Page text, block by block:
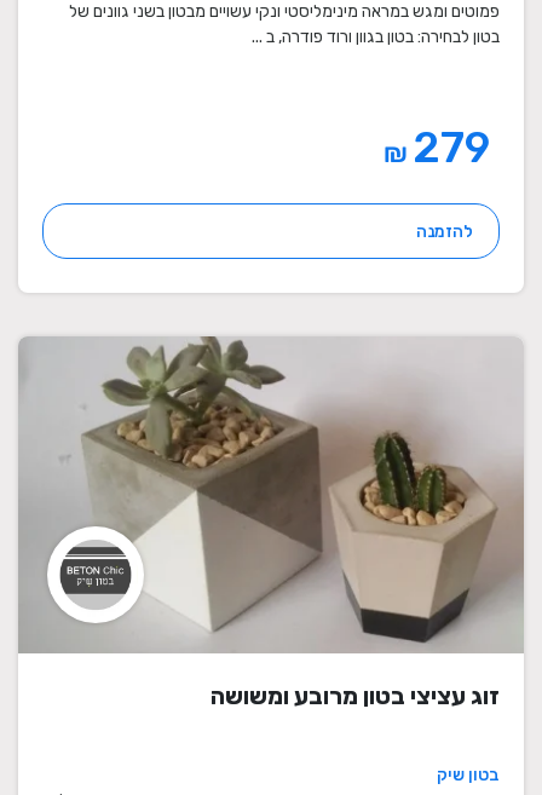
מבטון, מתנה לבית
פמוטים ומגש במראה מינימליסטי ונקי עשויים מבטון בשני גוונים של
בטון לבחירה: בטון בגוון ורוד פודרה, ב ...
₪
להזמנה
זוג עציצי בטון מרובע ומשושה
בטון שיק